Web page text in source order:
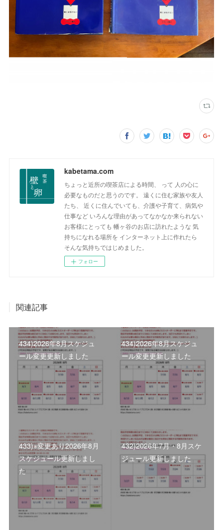
kabetama.com
ちょっと近所の喫茶店による時間、 って 人の心に
必要なものだと思うのです。 遠くに住む家族や友人
たち、 近くに住んでいても、介護や子育て、病気や
仕事など いろんな理由があってなかなか来られない
お客様にとっても 幡ヶ谷のお店に訪れたような 気
持ちになれる場所を インターネット上に作れたら
そんな気持ちではじめました。
フォロー
関連記事
434)2026年8月スケジュ
ール変更更新しました
434)2026年8月スケジュ
ール変更更新しました
433)※変更あり2026年8月
スケジュール更新しまし
た
432)2026年7月・8月スケ
ジュール更新しました